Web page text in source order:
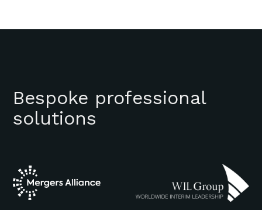
Bespoke professional
solutions